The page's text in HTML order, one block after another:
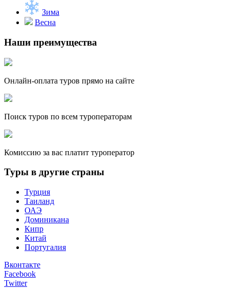
Зима
Весна
Наши преимущества
Онлайн-оплата туров прямо на сайте
Поиск туров по всем туроператорам
Комиссию за вас платит туроператор
Туры в другие страны
Турция
Таиланд
ОАЭ
Доминикана
Кипр
Китай
Португалия
Вконтакте
Facebook
Twitter